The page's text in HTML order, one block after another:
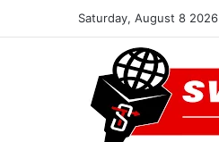
Saturday, August 8 2026